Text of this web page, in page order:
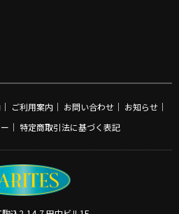
｜ ご利用案内｜ お問い合わせ｜ お知らせ｜
｜ 特定商取引法に基づく表記